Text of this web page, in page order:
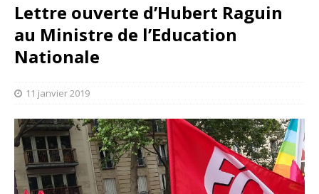
Lettre ouverte d’Hubert Raguin
au Ministre de l’Education
Nationale
11 janvier 2019